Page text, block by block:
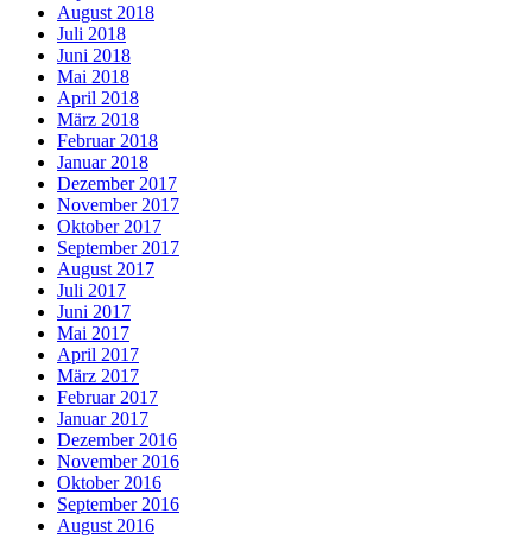
August 2018
Juli 2018
Juni 2018
Mai 2018
April 2018
März 2018
Februar 2018
Januar 2018
Dezember 2017
November 2017
Oktober 2017
September 2017
August 2017
Juli 2017
Juni 2017
Mai 2017
April 2017
März 2017
Februar 2017
Januar 2017
Dezember 2016
November 2016
Oktober 2016
September 2016
August 2016